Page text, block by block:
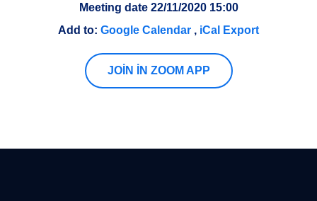
Meeting date 22/11/2020 15:00
Add to: Google Calendar , iCal Export
JOIN IN ZOOM APP